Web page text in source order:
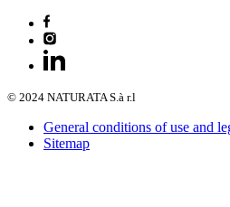
© 2024 NATURATA S.à r.l
General conditions of use and
Sitemap